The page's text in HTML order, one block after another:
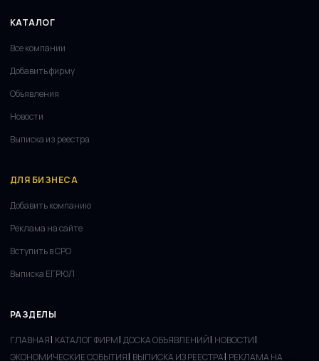
КАТАЛОГ
Все компании
Добавить фирму
Объявления
Новости
Выписка из реестра
ДЛЯ БИЗНЕСА
Добавить компанию
Реклама на сайте
Вступить в СРО
Выписка ЕГРЮЛ
РАЗДЕЛЫ
ГЛАВНАЯ| КАТАЛОГ ФИРМ| ДОСКА ОБЪЯВЛЕНИЙ| НОВОСТИ|
ЭКОНОМИЧЕСКИЕ СОБЫТИЯ| ВЫПИСКА ИЗ РЕЕСТРА| РЕКЛАМА НА